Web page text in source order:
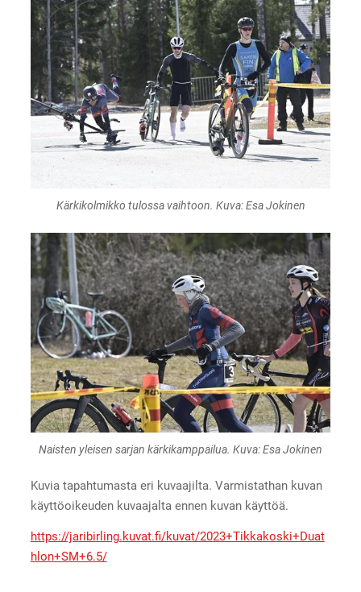
Kärkikolmikko tulossa vaihtoon. Kuva: Esa Jokinen
Naisten yleisen sarjan kärkikamppailua. Kuva: Esa Jokinen
Kuvia tapahtumasta eri kuvaajilta. Varmistathan kuvan
käyttöoikeuden kuvaajalta ennen kuvan käyttöä.
https://jaribirling.kuvat.fi/kuvat/2023+Tikkakoski+Duat
hlon+SM+6.5/